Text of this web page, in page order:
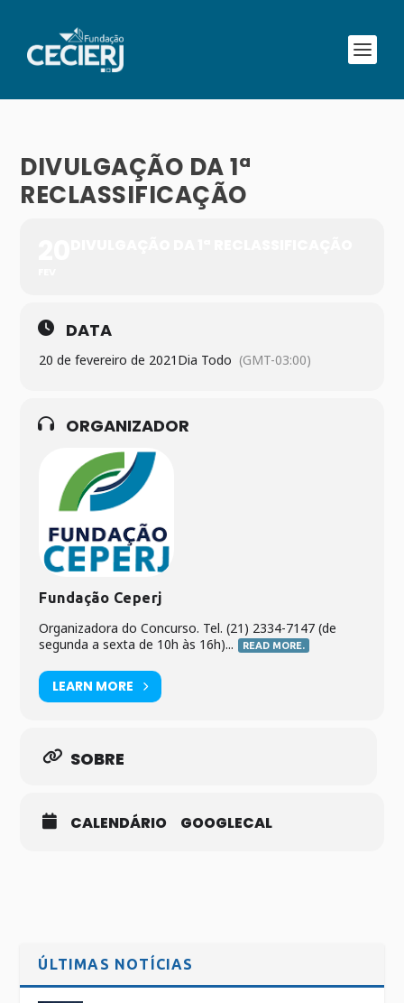
DIVULGAÇÃO DA 1ª
RECLASSIFICAÇÃO
DATA
20 de fevereiro de 2021 Dia Todo (GMT-03:00)
ORGANIZADOR
Fundação Ceperj
Organizadora do Concurso. Tel. (21) 2334-7147 (de
segunda a sexta de 10h às 16h)...
READ MORE.
LEARN MORE
SOBRE
CALENDÁRIO GOOGLECAL
ÚLTIMAS NOTÍCIAS